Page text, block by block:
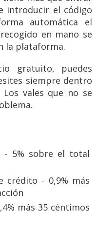
introducir el código
automática el
en mano se
la plataforma.
gratuito, puedes
siempre dentro
vales que no se
- 5% sobre el total
crédito - 0,9% más
más 35 céntimos